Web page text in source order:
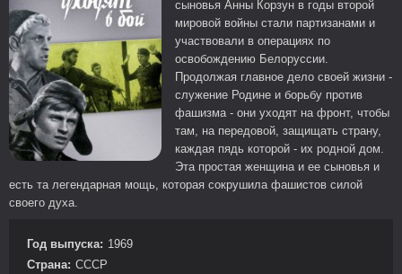
сыновья Анны Корзун в годы второй
мировой войны стали партизанами и
участвовали в операциях по
освобождению Белоруссии.
Продолжая главное дело своей жизни -
служение Родине и борьбу против
фашизма - они уходят на фронт, чтобы
там, на передовой, защищать страну,
каждая пядь которой - их родной дом.
Эта простая женщина и ее сыновья и
есть та легендарная мощь, которая сокрушила фашистов силой
своего духа.
Год выпуска: 1969
Страна: СССР